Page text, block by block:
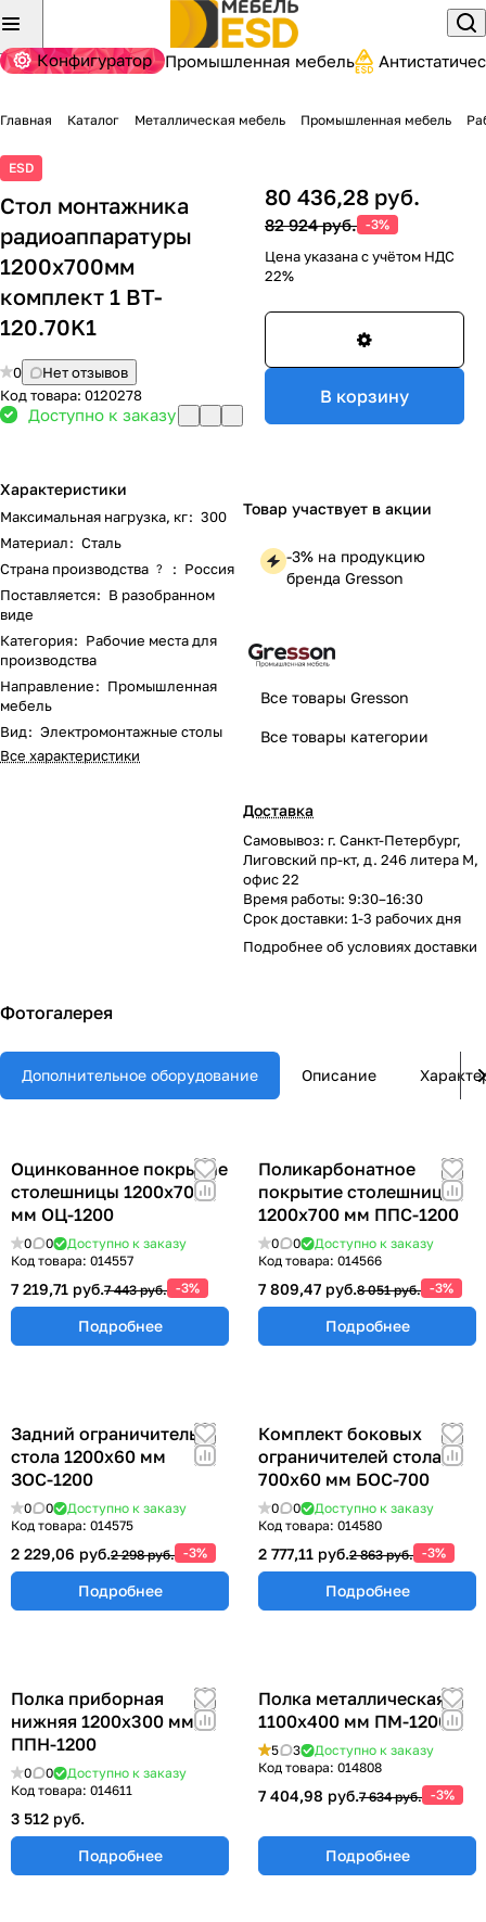
Конфигуратор Промышленная мебель
Главная Каталог Металлическая мебель Промышленная мебель
ESD
Стол монтажника
радиоаппаратуры
1200x700мм
комплект 1 BT-
120.70K1
0
Нет отзывов
Код товара: 0120278
Доступно к заказу
Характеристики
Максимальная нагрузка, кг: 300
Материал: Сталь
Страна производства ? : Россия
Поставляется: В разобранном
виде
Категория: Рабочие места для
производства
Направление: Промышленная
мебель
Вид: Электромонтажные столы
Все характеристики
80 436,28 руб.
82 924 руб. -3%
Цена указана с учётом НДС
22%
В корзину
Товар участвует в акции
-3% на продукцию
бренда Gresson
Все товары Gresson
Все товары категории
Доставка
Самовывоз: г. Санкт-Петербург,
Лиговский пр-кт, д. 246 литера М,
офис 22
Время работы: 9:30–16:30
Срок доставки: 1-3 рабочих дня
Подробнее обусловиях доставки
Фотогалерея
Дополнительное оборудование Описание
Оцинкованное покрытие
столешницы 1200х700
мм ОЦ-1200
0 0
Доступно к заказу
Код товара: 014557
7 219,71 руб.7 443 руб. -3%
Подробнее
Поликарбонатное
покрытие столешницы
1200х700 мм ППС-1200
0 0
Доступно к заказу
Код товара: 014566
7 809,47 руб.8 051 руб. -3%
Подробнее
Задний ограничитель
стола 1200х60 мм
ЗОС-1200
0 0
Доступно к заказу
Код товара: 014575
2 229,06 руб.2 298 руб. -3%
Подробнее
Комплект боковых
ограничителей стола
700х60 мм БОС-700
0 0
Доступно к заказу
Код товара: 014580
2 777,11 руб.2 863 руб. -3%
Подробнее
Полка приборная
нижняя 1200х300 мм
ППН-1200
0 0
Доступно к заказу
Код товара: 014611
3 512 руб.
Подробнее
Полка металлическая
1100х400 мм ПМ-1200
5 3
Доступно к заказу
Код товара: 014808
7 404,98 руб.7 634 руб. -3%
Подробнее